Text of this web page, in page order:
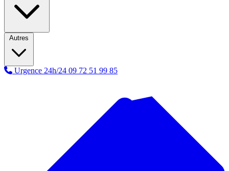
Autres
Urgence 24h/24 09 72 51 99 85